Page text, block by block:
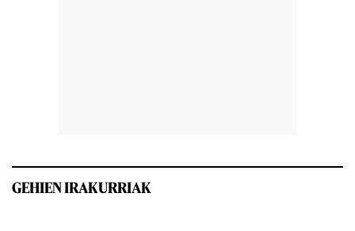
GEHIEN IRAKURRIAK